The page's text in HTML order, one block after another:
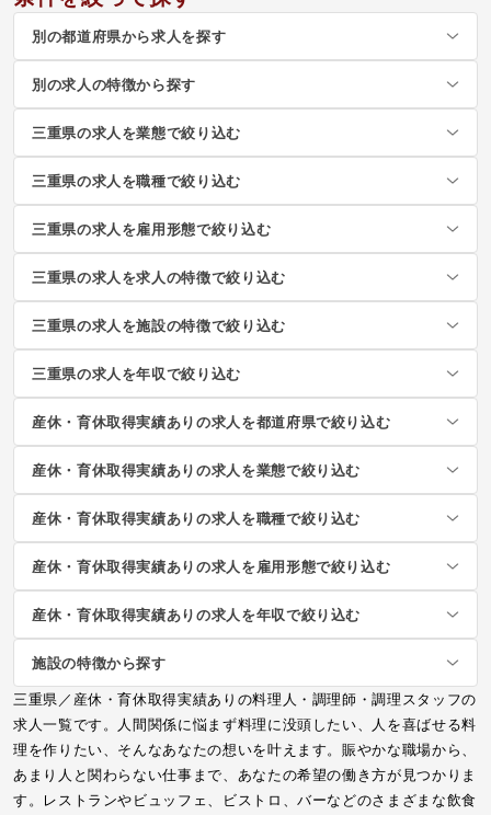
別の都道府県から求人を探す
別の求人の特徴から探す
三重県の求人を業態で絞り込む
三重県の求人を職種で絞り込む
三重県の求人を雇用形態で絞り込む
三重県の求人を求人の特徴で絞り込む
三重県の求人を施設の特徴で絞り込む
三重県の求人を年収で絞り込む
産休・育休取得実績ありの求人を都道府県で絞り込む
産休・育休取得実績ありの求人を業態で絞り込む
産休・育休取得実績ありの求人を職種で絞り込む
産休・育休取得実績ありの求人を雇用形態で絞り込む
産休・育休取得実績ありの求人を年収で絞り込む
施設の特徴から探す
三重県／産休・育休取得実績ありの料理人・調理師・調理スタッフの
求人一覧です。人間関係に悩まず料理に没頭したい、人を喜ばせる料
理を作りたい、そんなあなたの想いを叶えます。賑やかな職場から、
あまり人と関わらない仕事まで、あなたの希望の働き方が見つかりま
す。レストランやビュッフェ、ビストロ、バーなどのさまざまな飲食